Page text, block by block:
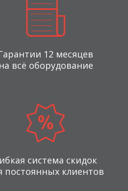
12 месяцев
на всё оборудование
система скидок
постоянных клиентов